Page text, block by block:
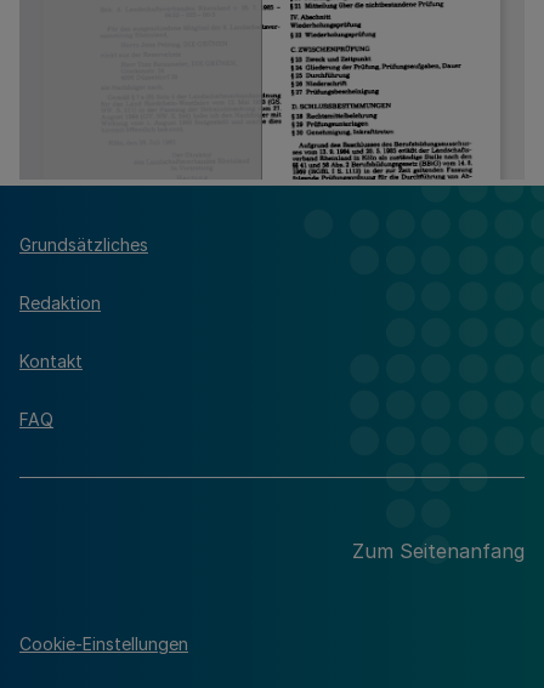
Grundsätzliches
Redaktion
Kontakt
FAQ
Zum Seitenanfang
Cookie-Einstellungen